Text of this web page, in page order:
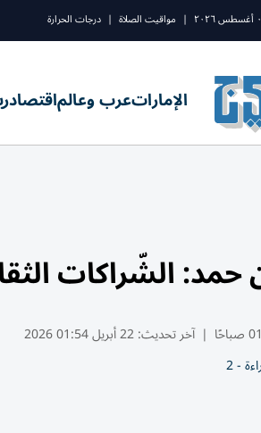
| مواقيت الصلاة | درجات الحرارة
الإماراتعرب وعالماقتصاد
الشّراكات
| آخر تحديث:22 أبريل 01:54 2026
- 2